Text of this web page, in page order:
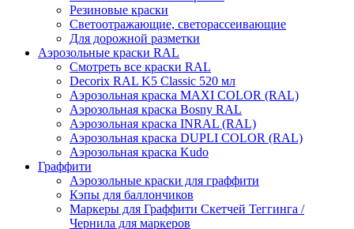
Резиновые краски
Светоотражающие, светорассеивающие
Для дорожной разметки
Аэрозольные краски RAL
Смотреть все краски RAL
Decorix RAL K5 Classic 520 мл
Аэрозольная краска MAXI COLOR (RAL)
Аэрозольная краска Bosny RAL
Аэрозольная краска INRAL (RAL)
Аэрозольная краска DUPLI COLOR (RAL)
Аэрозольная краска Kudo
Граффити
Аэрозольные краски для граффити
Кэпы для баллончиков
Маркеры для Граффити Скетчей Теггинга /
Чернила для маркеров